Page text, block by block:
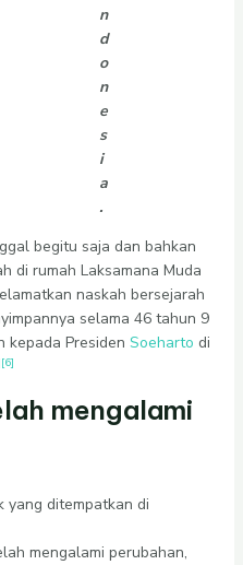
n
d
o
n
e
s
i
a
.
begitu saja dan bahkan
di rumah Laksamana Muda
naskah bersejarah
selama 46 tahun 9
kepada Presiden Soeharto di
[6]
mengalami
yang ditempatkan di
mengalami perubahan,